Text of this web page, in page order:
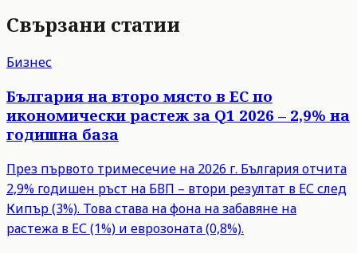
Свързани статии
Бизнес
България на второ място в ЕС по
икономически растеж за Q1 2026 – 2,9% на
годишна база
През първото тримесечие на 2026 г. България отчита
2,9% годишен ръст на БВП – втори резултат в ЕС след
Кипър (3%). Това става на фона на забавяне на
растежа в ЕС (1%) и еврозоната (0,8%).